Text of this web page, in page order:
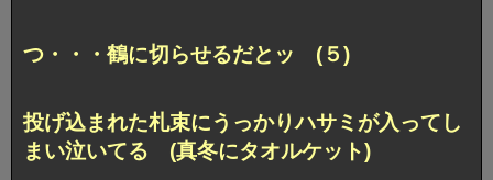
つ・・・鶴に切らせるだとッ (５)
投げ込まれた札束にうっかりハサミが入ってし
まい泣いてる (真冬にタオルケット)